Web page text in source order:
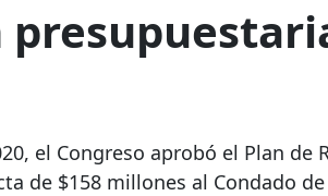
el Congreso aprobó el Plan de
de $158 millones al Condado